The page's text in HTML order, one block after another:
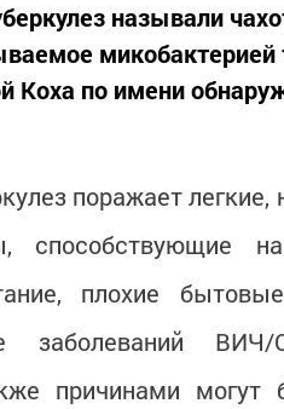
называли
микобактерией
Коха по имени
поражает
способствующие
плохие
заболеваний
причинами могут